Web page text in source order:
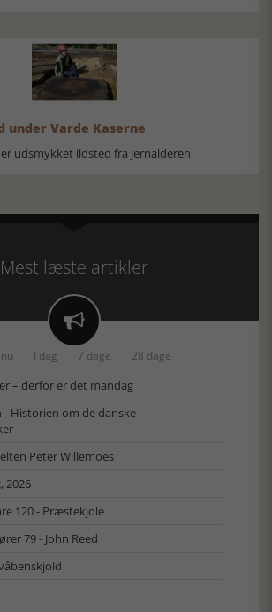
under Varde Kaserne
udsmykket ildsted fra jernalderen
Mest læste artikler

I dag 7 dage 28 dage
– derfor er det mandag
- Historien om de danske
Peter Willemoes
2026
120 - Præstekjole
79 - John Reed